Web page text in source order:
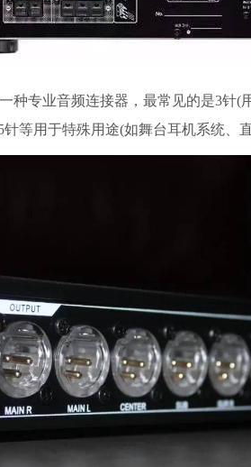
种专业音频连接器，最常见的是3针
等用于特殊用途(如舞台耳机系统、